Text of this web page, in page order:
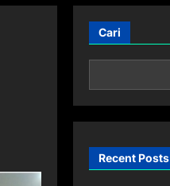
Cari
Recent Posts